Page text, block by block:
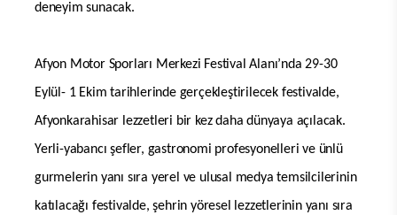
deneyim sunacak.
Afyon Motor Sporları Merkezi Festival Alanı’nda 29-30
Eylül- 1 Ekim tarihlerinde gerçekleştirilecek festivalde,
Afyonkarahisar lezzetleri bir kez daha dünyaya açılacak.
Yerli-yabancı şefler, gastronomi profesyonelleri ve ünlü
gurmelerin yanı sıra yerel ve ulusal medya temsilcilerinin
katılacağı festivalde, şehrin yöresel lezzetlerinin yanı sıra